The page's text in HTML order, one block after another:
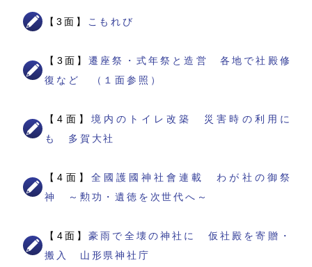
【3面】 こもれび
【3面】遷座祭・式年祭と造営 各地で社殿修
復など （１面参照）
【4面】 境内のトイレ改築 災害時の利用に
も 多賀大社
【4面】 全國護國神社會連載 わが社の御祭
神 ～勲功・遺徳を次世代へ～
【4面】豪雨で全壊の神社に 仮社殿を寄贈・
搬入 山形県神社庁